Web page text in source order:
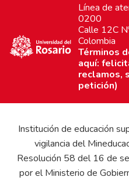
Línea de
0200
Calle 12C
Colombia
Términos
aquí:
reclamos,
petición)
Institución de educación
vigilancia del
Resolución 58 del 16 de
por el Ministerio de